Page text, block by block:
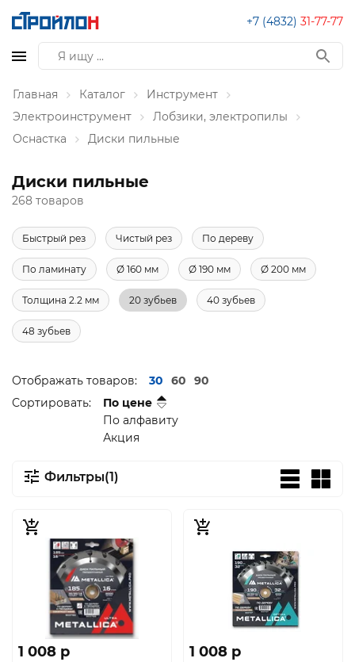
+7 (4832) 31-77-77
Главная Каталог
Инструмент
Электроинструмент
Лобзики, электропилы
Оснастка
Диски пильные
Диски пильные
268 товаров
Быстрый рез Чистый рез По дереву
По ламинату Ø 160 мм Ø 190 мм Ø 200 мм
Толщина 2.2 мм 20 зубьев 40 зубьев
48 зубьев
Отображать товаров: 30 60
90
Сортировать:
По цене
По алфавиту
Акция
Фильтры(1)
1 008 p 1 008 p